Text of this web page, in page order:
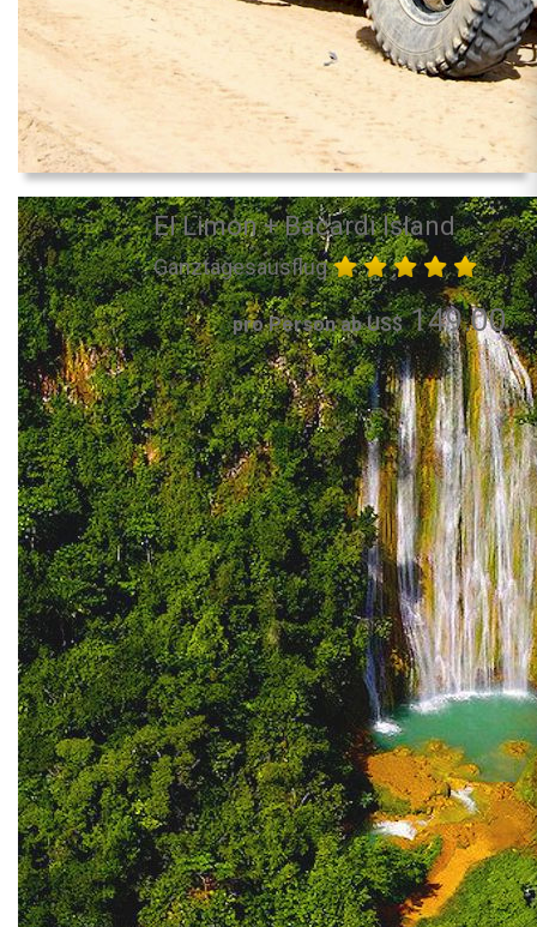
El Limon + Bacardi Island
Ganztagesausflug
pro Person ab US$149.00